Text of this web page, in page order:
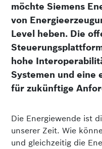
möchte Siemens
von
Level heben. Die
hohe
Systemen und eine
für zukünftige
Die Energiewende ist
unserer Zeit. Wie
und gleichzeitig die